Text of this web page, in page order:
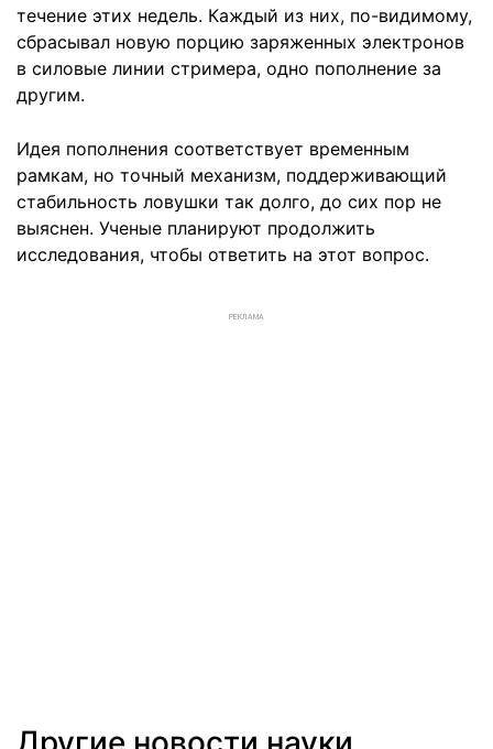
течение этих недель. Каждый из них, по-видимому,
сбрасывал новую порцию заряженных электронов
в силовые линии стримера, одно пополнение за
другим.
Идея пополнения соответствует временным
рамкам, но точный механизм, поддерживающий
стабильность ловушки так долго, до сих пор не
выяснен. Ученые планируют продолжить
исследования, чтобы ответить на этот вопрос.
РЕКЛАМА